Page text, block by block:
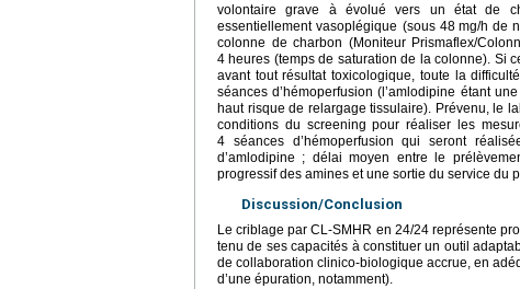
volontaire grave à évolué vers un état de
essentiellement vasoplégique (sous 48 mg/h de
colonne de charbon (Moniteur Prismaflex/
4 heures (temps de saturation de la colonne). Si
avant tout résultat toxicologique, toute la
séances d’hémoperfusion (l’amlodipine étant
haut risque de relargage tissulaire). Prévenu, le
conditions du screening pour réaliser les
4 séances d’hémoperfusion qui seront
d’amlodipine ; délai moyen entre le
progressif des amines et une sortie du service du
Discussion/Conclusion
Le criblage par CL-SMHR en 24/24 représente
tenu de ses capacités à constituer un outil
de collaboration clinico-biologique accrue, en
d’une épuration, notamment).